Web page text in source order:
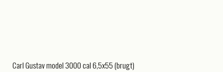
Carl Gustav model 3000 cal 6,5x55 (brugt)